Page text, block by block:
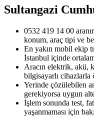
Sultangazi
0532 419 14 00
konum, araç tipi ve
En yakın mobil ekip
İstanbul içinde
Aracın elektrik, akü,
bilgisayarlı cihazlarla
Yerinde çözülebilen
gerekiyorsa uygun
İşlem sonunda test,
yaşanmaması için